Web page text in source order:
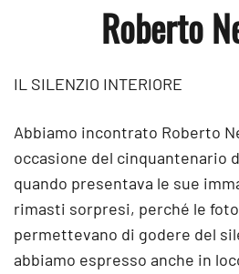
Roberto
IL SILENZIO INTERIORE
Abbiamo incontrato Roberto
occasione del cinquantenario
quando presentava le sue
rimasti sorpresi, perché le
permettevano di godere del
abbiamo espresso anche in